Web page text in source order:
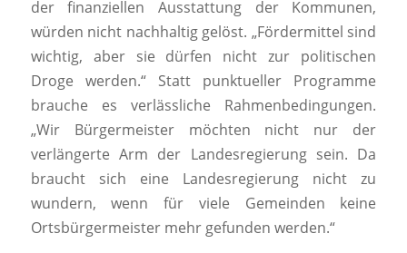
der finanziellen Ausstattung der Kommunen,
würden nicht nachhaltig gelöst. „Fördermittel sind
wichtig, aber sie dürfen nicht zur politischen
Droge werden.“ Statt punktueller Programme
brauche es verlässliche Rahmenbedingungen.
„Wir Bürgermeister möchten nicht nur der
verlängerte Arm der Landesregierung sein. Da
braucht sich eine Landesregierung nicht zu
wundern, wenn für viele Gemeinden keine
Ortsbürgermeister mehr gefunden werden.“